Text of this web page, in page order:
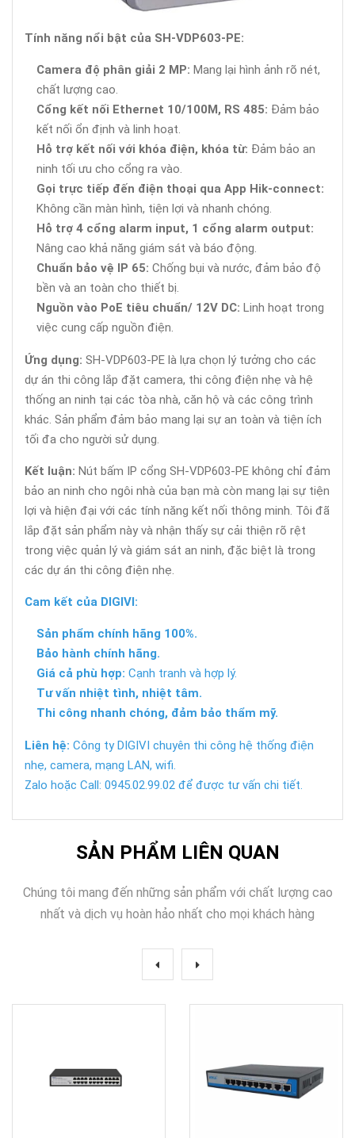
Tính năng nổi bật của SH-VDP603-PE:
Camera độ phân giải 2 MP: Mang lại hình ảnh rõ nét,
chất lượng cao.
Cổng kết nối Ethernet 10/100M, RS 485: Đảm bảo
kết nối ổn định và linh hoạt.
Hỗ trợ kết nối với khóa điện, khóa từ: Đảm bảo an
ninh tối ưu cho cổng ra vào.
Gọi trực tiếp đến điện thoại qua App Hik-connect:
Không cần màn hình, tiện lợi và nhanh chóng.
Hỗ trợ 4 cổng alarm input, 1 cổng alarm output:
Nâng cao khả năng giám sát và báo động.
Chuẩn bảo vệ IP 65: Chống bụi và nước, đảm bảo độ
bền và an toàn cho thiết bị.
Nguồn vào PoE tiêu chuẩn/ 12V DC: Linh hoạt trong
việc cung cấp nguồn điện.
Ứng dụng: SH-VDP603-PE là lựa chọn lý tưởng cho các
dự án thi công lắp đặt camera, thi công điện nhẹ và hệ
thống an ninh tại các tòa nhà, căn hộ và các công trình
khác. Sản phẩm đảm bảo mang lại sự an toàn và tiện ích
tối đa cho người sử dụng.
Kết luận: Nút bấm IP cổng SH-VDP603-PE không chỉ đảm
bảo an ninh cho ngôi nhà của bạn mà còn mang lại sự tiện
lợi và hiện đại với các tính năng kết nối thông minh. Tôi đã
lắp đặt sản phẩm này và nhận thấy sự cải thiện rõ rệt
trong việc quản lý và giám sát an ninh, đặc biệt là trong
các dự án thi công điện nhẹ.
Cam kết của DIGIVI:
Sản phẩm chính hãng 100%.
Bảo hành chính hãng.
Giá cả phù hợp: Cạnh tranh và hợp lý.
Tư vấn nhiệt tình, nhiệt tâm.
Thi công nhanh chóng, đảm bảo thẩm mỹ.
Liên hệ: Công ty DIGIVI chuyên thi công hệ thống điện
nhẹ, camera, mạng LAN, wifi.
Zalo hoặc Call: 0945.02.99.02 để được tư vấn chi tiết.
SẢN PHẨM LIÊN QUAN
Chúng tôi mang đến những sản phẩm với chất lượng cao
nhất và dịch vụ hoàn hảo nhất cho mọi khách hàng